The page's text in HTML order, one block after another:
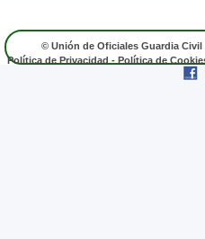
© Unión de Oficiales Guardia Civil
Política de Privacidad-Política de